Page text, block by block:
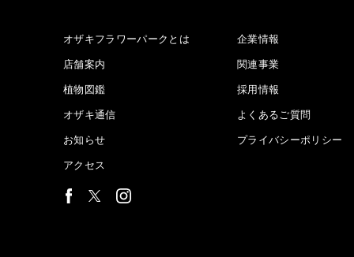
オザキフラワーパークとは
店舗案内
植物図鑑
オザキ通信
お知らせ
アクセス
企業情報
関連事業
採用情報
よくあるご質問
プライバシーポリシー